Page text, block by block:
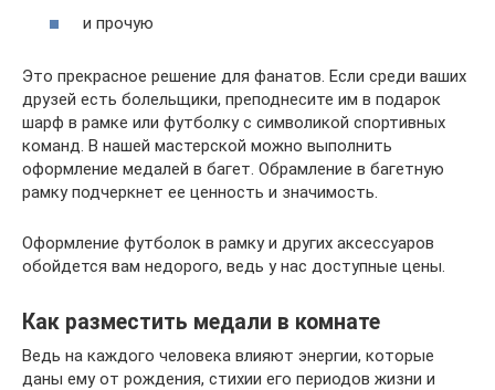
и прочую
Это прекрасное решение для фанатов. Если среди ваших
друзей есть болельщики, преподнесите им в подарок
шарф в рамке или футболку с символикой спортивных
команд. В нашей мастерской можно выполнить
оформление медалей в багет. Обрамление в багетную
рамку подчеркнет ее ценность и значимость.
Оформление футболок в рамку и других аксессуаров
обойдется вам недорого, ведь у нас доступные цены.
Как разместить медали в комнате
Ведь на каждого человека влияют энергии, которые
даны ему от рождения, стихии его периодов жизни и